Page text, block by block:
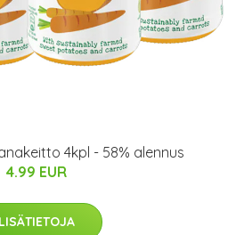
4kpl - 58% alennus
4.99 EUR
LISÄTIETOJA